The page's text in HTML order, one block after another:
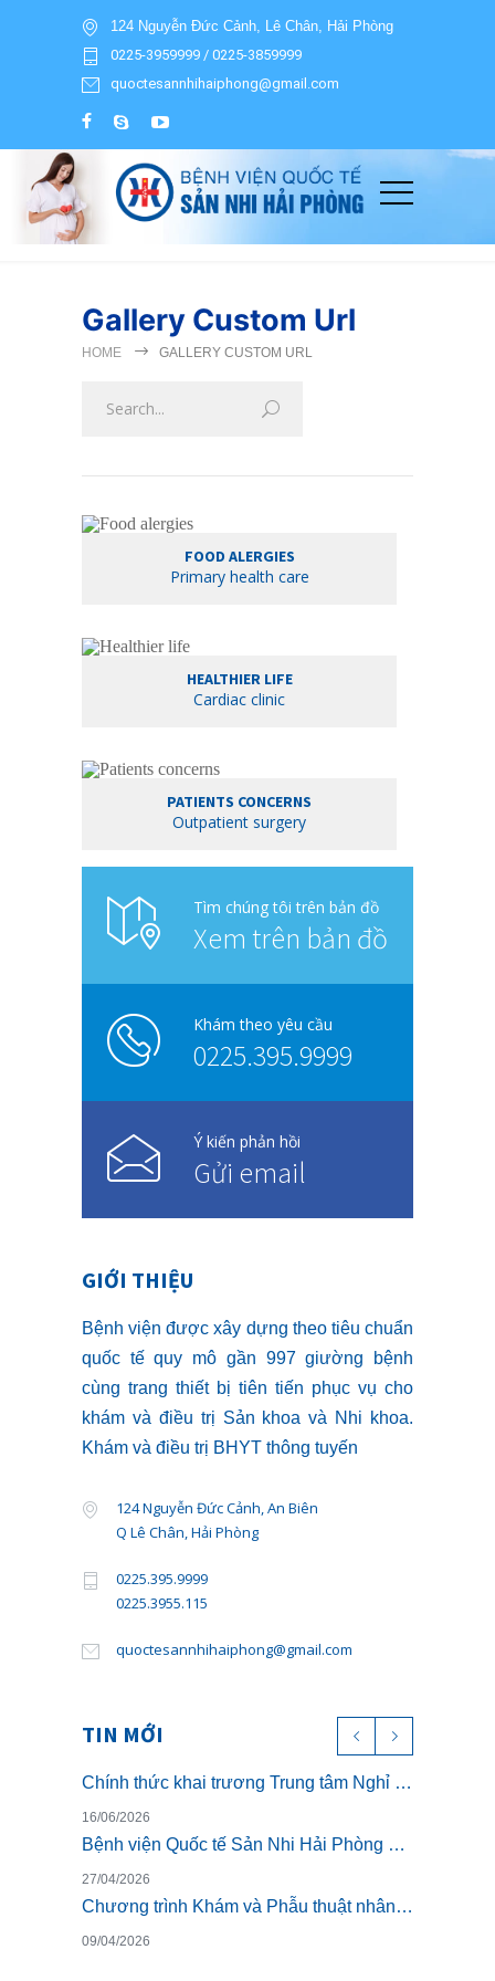
124 Nguyễn Đức Cảnh, Lê Chân, Hải Phòng
0225-3959999 / 0225-3859999
quoctesannhihaiphong@gmail.com
Gallery Custom Url
HOME GALLERY CUSTOM URL
FOOD ALERGIES
Primary health care
HEALTHIER LIFE
Cardiac clinic
PATIENTS CONCERNS
Outpatient surgery
Tìm chúng tôi trên bản đồ
Xem trên bản đồ
Khám theo yêu cầu
0225.395.9999
Ý kiến phản hồi
Gửi email
GIỚI THIỆU
Bệnh viện được xây dựng theo tiêu chuẩn
quốc tế quy mô gần 997 giường bệnh
cùng trang thiết bị tiên tiến phục vụ cho
khám và điều trị Sản khoa và Nhi khoa.
Khám và điều trị BHYT thông tuyến
124 Nguyễn Đức Cảnh, An Biên
Q Lê Chân, Hải Phòng
0225.395.9999
0225.3955.115
quoctesannhihaiphong@gmail.com
TIN MỚI
Chính thức khai trương Trung tâm Nghỉ dưỡng ở cữ cao cấp The Nest – Luxury Postpartum & Retreat
16/06/2026
Bệnh viện Quốc tế Sản Nhi Hải Phòng chính thức triển khai khám sức khỏe theo Thông tư 32/2023/TT-BYT
27/04/2026
Chương trình Khám và Phẫu thuật nhân đạo cho trẻ bị dị tật khe hở môi miễn phí
09/04/2026